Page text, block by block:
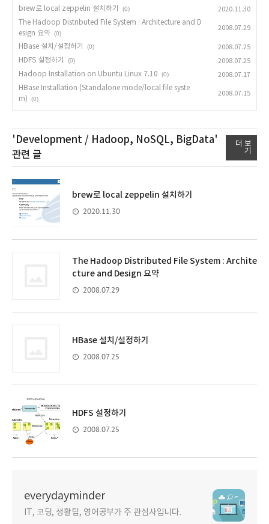
brew로 local zeppelin 설치하기
(0)
2020.11.30
The Hadoop Distributed File System : Architecture and D
esign 요약 (0)
2008.07.29
HBase 설치/설정하기 (0)
2008.07.25
HDFS 설정하기
(0)
2008.07.25
Hadoop Installation on Ubuntu Linux 7.10
(0)
2008.07.17
HBase Installation (Standalone mode/local file syste
m)
(0)
2008.07.15
'Development / Hadoop, NoSQL, BigData'
관련 글
더 보
기
brew로 local zeppelin 설치하기
2020.11.30
The Hadoop Distributed File System : Archite
cture and Design 요약
2008.07.29
HBase 설치/설정하기
2008.07.25
HDFS 설정하기
2008.07.25
everydayminder
IT, 코딩, 생활팁, 영어공부가 주 관심사입니다.